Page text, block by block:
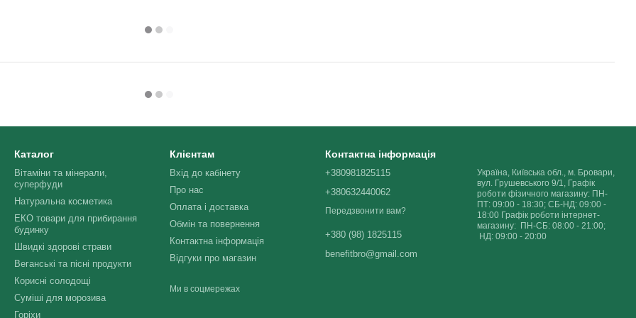
Каталог
Вітаміни та мінерали,
суперфуди
Натуральна косметика
ЕКО товари для прибирання
будинку
Швидкі здорові страви
Веганські та пісні продукти
Корисні солодощі
Суміші для морозива
Горіхи
Клієнтам
Вхід до кабінету
Про нас
Оплата і доставка
Обмін та повернення
Контактна інформація
Відгуки про магазин
Ми в соцмережах
Контактна інформація
+380981825115
+380632440062
Передзвонити вам?
+380 (98) 1825115
benefitbro@gmail.com
Україна, Київська обл., м. Бровари,
вул. Грушевського 9/1, Графік
роботи фізичного магазину: ПН-
ПТ: 09:00 - 18:30; СБ-НД: 09:00 -
18:00 Графік роботи інтернет-
магазину: ПН-СБ: 08:00 - 21:00;
НД: 09:00 - 20:00